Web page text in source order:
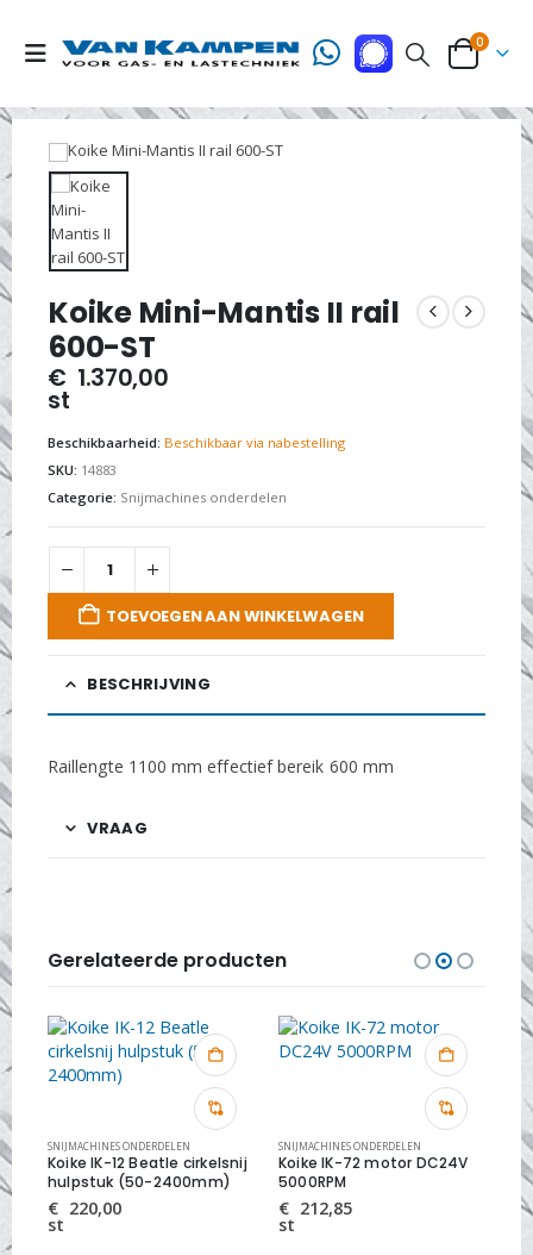
0
Koike Mini-Mantis II rail
600-ST
€ 1.370,00
st
Beschikbaarheid: Beschikbaar via nabestelling
SKU: 14883
Categorie: Snijmachines onderdelen
TOEVOEGEN AAN WINKELWAGEN
BESCHRIJVING
Raillengte 1100 mm effectief bereik 600 mm
VRAAG
Gerelateerde producten
SNIJMACHINES ONDERDELEN
Koike IK-12 Beatle cirkelsnij
hulpstuk (50-2400mm)
€ 220,00
st
SNIJMACHINES ONDERDELEN
Koike IK-72 motor DC24V
5000RPM
€ 212,85
st